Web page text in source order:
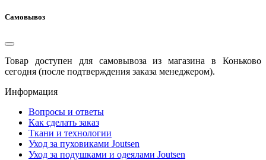
Самовывоз
Товар доступен для самовывоза из магазина в Коньково
сегодня (после подтверждения заказа менеджером).
Информация
Вопросы и ответы
Как сделать заказ
Ткани и технологии
Уход за пуховиками Joutsen
Уход за подушками и одеялами Joutsen